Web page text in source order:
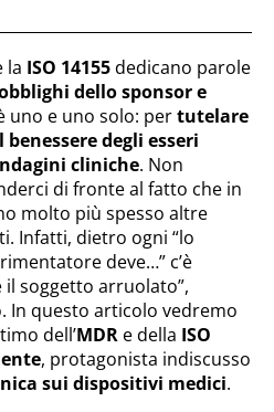
la ISO 14155dedicano parole
dello sponsor e
uno e uno solo: pertutelare
degli esseri
cliniche. Non
di fronte al fatto che in
molto più spesso altre
Infatti, dietro ogni “lo
deve…” c’è
soggetto arruolato”,
In questo articolo vedremo
dell’MDR e della ISO
, protagonista indiscusso
sui dispositivi medici.